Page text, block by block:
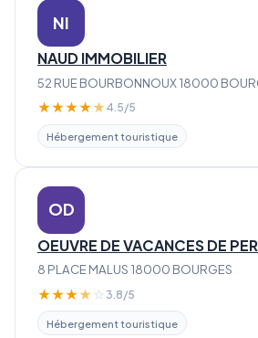
NI
NAUD IMMOBILIER
52 RUE BOURBONNOUX 18000
★★★★★ 4.5/5
Hébergement touristique
OD
OEUVRE DE VACANCES DE
8 PLACE MALUS 18000 BOURGES
★★★★ ☆ 3.8/5
Hébergement touristique